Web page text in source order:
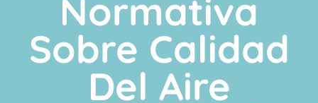
Normativa
Sobre Calidad
Del Aire